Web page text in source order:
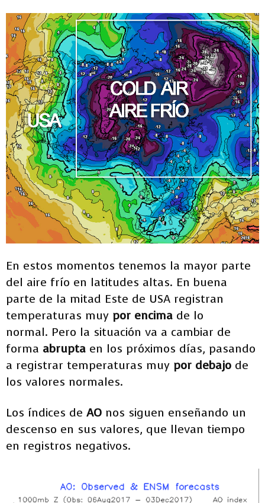
En estos momentos tenemos la mayor parte
del aire frío en latitudes altas. En buena
parte de la mitad Este de USA registran
temperaturas muy por encima de lo
normal. Pero la situación va a cambiar de
forma abrupta en los próximos días, pasando
a registrar temperaturas muy por debajo de
los valores normales.
Los índices de AO nos siguen enseñando un
descenso en sus valores, que llevan tiempo
en registros negativos.